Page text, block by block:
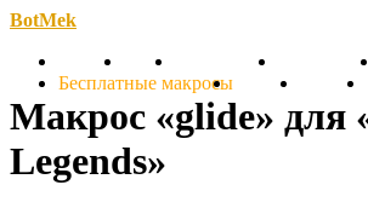
BotMek
Скачать
Обзор Обновления
Бесплатные макросы Тарифы Отзывы
Макрос «glide» для
Legends»